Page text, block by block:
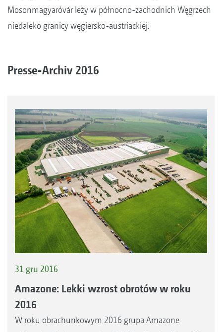
Mosonmagyaróvár leży w północno-zachodnich Węgrzech
niedaleko granicy węgiersko-austriackiej.
Presse-Archiv 2016
31 gru 2016
Amazone: Lekki wzrost obrotów w roku
2016
W roku obrachunkowym 2016 grupa Amazone